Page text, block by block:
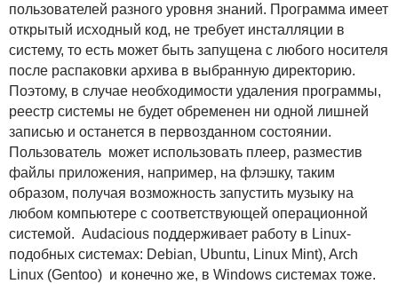
пользователей разного уровня знаний. Программа имеет
открытый исходный код, не требует инсталляции в
систему, то есть может быть запущена с любого носителя
после распаковки архива в выбранную директорию.
Поэтому, в случае необходимости удаления программы,
реестр системы не будет обременен ни одной лишней
записью и останется в первозданном состоянии.
Пользователь может использовать плеер, разместив
файлы приложения, например, на флэшку, таким
образом, получая возможность запустить музыку на
любом компьютере с соответствующей операционной
системой. Audacious поддерживает работу в Linux-
подобных системах: Debian, Ubuntu, Linux Mint), Arch
Linux (Gentoo) и конечно же, в Windows системах тоже.